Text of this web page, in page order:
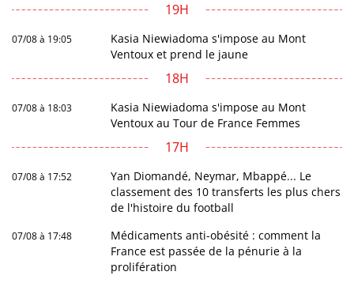
19H
07/08 à 19:05
Kasia Niewiadoma s'impose au Mont
Ventoux et prend le jaune
18H
07/08 à 18:03
Kasia Niewiadoma s'impose au Mont
Ventoux au Tour de France Femmes
17H
07/08 à 17:52
Yan Diomandé, Neymar, Mbappé... Le
classement des 10 transferts les plus chers
de l'histoire du football
07/08 à 17:48
Médicaments anti-obésité : comment la
France est passée de la pénurie à la
prolifération